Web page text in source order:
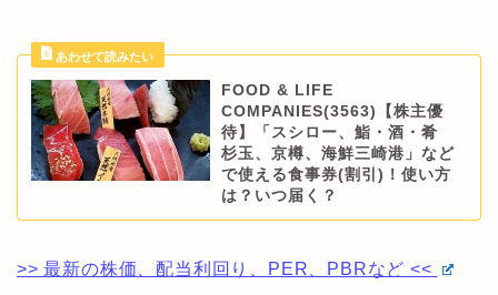
FOOD & LIFE
COMPANIES(3563)【株主優
待】「スシロー、鮨・酒・肴
杉玉、京樽、海鮮三崎港」など
で使える食事券(割引)！使い方
は？いつ届く？
>> 最新の株価、配当利回り、PER、PBRなど <<